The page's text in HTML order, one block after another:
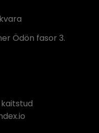
Ödön fasor 3.